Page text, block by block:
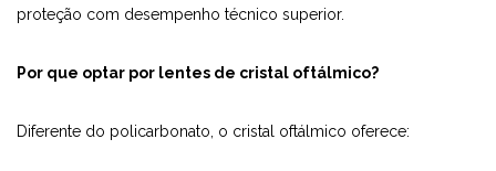
proteção com desempenho técnico superior.
Por que optar por lentes de cristal oftálmico?
Diferente do policarbonato, o cristal oftálmico oferece: